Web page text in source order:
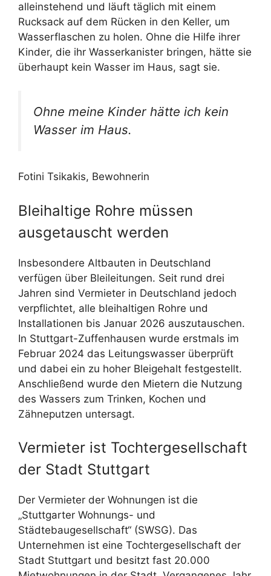
alleinstehend und läuft täglich mit einem
Rucksack auf dem Rücken in den Keller, um
Wasserflaschen zu holen. Ohne die Hilfe ihrer
Kinder, die ihr Wasserkanister bringen, hätte sie
überhaupt kein Wasser im Haus, sagt sie.
Ohne meine Kinder hätte ich kein
Wasser im Haus.
Fotini Tsikakis, Bewohnerin
Bleihaltige Rohre müssen
ausgetauscht werden
Insbesondere Altbauten in Deutschland
verfügen über Bleileitungen. Seit rund drei
Jahren sind Vermieter in Deutschland jedoch
verpflichtet, alle bleihaltigen Rohre und
Installationen bis Januar 2026 auszutauschen.
In Stuttgart-Zuffenhausen wurde erstmals im
Februar 2024 das Leitungswasser überprüft
und dabei ein zu hoher Bleigehalt festgestellt.
Anschließend wurde den Mietern die Nutzung
des Wassers zum Trinken, Kochen und
Zähneputzen untersagt.
Vermieter ist Tochtergesellschaft
der Stadt Stuttgart
Der Vermieter der Wohnungen ist die
„Stuttgarter Wohnungs- und
Städtebaugesellschaft“ (SWSG). Das
Unternehmen ist eine Tochtergesellschaft der
Stadt Stuttgart und besitzt fast 20.000